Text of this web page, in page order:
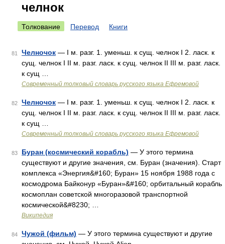
челнок
Толкование Перевод Книги
81 Челночок — I м. разг. 1. уменьш. к сущ. челнок I 2. ласк. к
сущ. челнок I II м. разг. ласк. к сущ. челнок II III м. разг. ласк.
к сущ …
Современный толковый словарь русского языка Ефремовой
82 Челночок — I м. разг. 1. уменьш. к сущ. челнок I 2. ласк. к
сущ. челнок I II м. разг. ласк. к сущ. челнок II III м. разг. ласк.
к сущ …
Современный толковый словарь русского языка Ефремовой
83 Буран (космический корабль) — У этого термина
существуют и другие значения, см. Буран (значения). Старт
комплекса «Энергия&#160; Буран» 15 ноября 1988 года с
космодрома Байконур «Буран»&#160; орбитальный корабль
космоплан советской многоразовой транспортной
космической&#8230; …
Википедия
84 Чужой (фильм) — У этого термина существуют и другие